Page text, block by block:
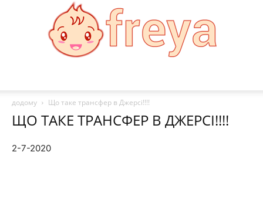
додому
Що таке трансфер в Джерсі!!!!
ЩО ТАКЕ ТРАНСФЕР В ДЖЕРСІ!!!!
2-7-2020